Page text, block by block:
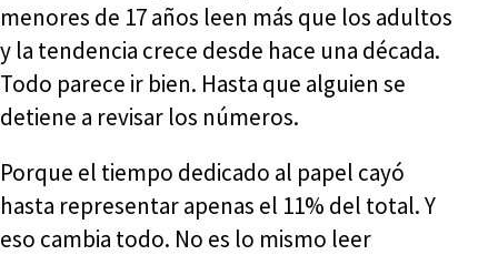
menores de 17 años leen más que los adultos
y la tendencia crece desde hace una década.
Todo parece ir bien. Hasta que alguien se
detiene a revisar los números.
Porque el tiempo dedicado al papel cayó
hasta representar apenas el 11% del total. Y
eso cambia todo. No es lo mismo leer